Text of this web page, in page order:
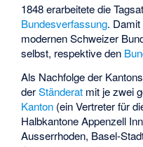
1848 erarbeitete die
Bundesverfassung.
modernen Schweizer
selbst, respektive den
Als Nachfolge der
derStänderat mit je zwei
Kanton (ein Vertreter für
Halbkantone Appenzell
Ausserrhoden, Basel-